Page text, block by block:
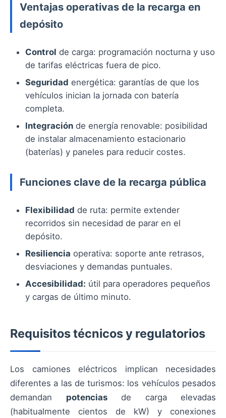
Ventajas operativas de la recarga en
depósito
Control de carga: programación nocturna y uso
de tarifas eléctricas fuera de pico.
Seguridad energética: garantías de que los
vehículos inician la jornada con batería
completa.
Integración de energía renovable: posibilidad
de instalar almacenamiento estacionario
(baterías) y paneles para reducir costes.
Funciones clave de la recarga pública
Flexibilidad de ruta: permite extender
recorridos sin necesidad de parar en el
depósito.
Resiliencia operativa: soporte ante retrasos,
desviaciones y demandas puntuales.
Accesibilidad: útil para operadores pequeños
y cargas de último minuto.
Requisitos técnicos y regulatorios
Los camiones eléctricos implican necesidades
diferentes a las de turismos: los vehículos pesados
demandan potenciasde carga elevadas
(habitualmente cientos de kW) y conexiones